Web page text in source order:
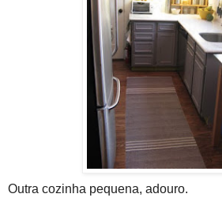
Outra cozinha pequena, adouro.